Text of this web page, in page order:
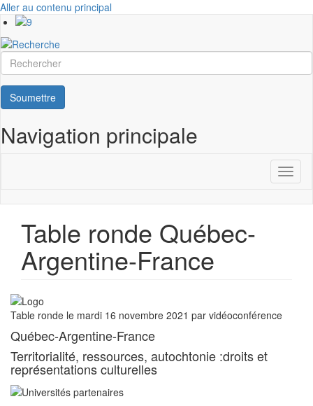
Aller au contenu principal
Rechercher
Soumettre
Navigation principale
Table ronde Québec-
Argentine-France
Table ronde le mardi 16 novembre 2021 par vidéoconférence
Québec-Argentine-France
Territorialité, ressources, autochtonie :droits et
représentations culturelles